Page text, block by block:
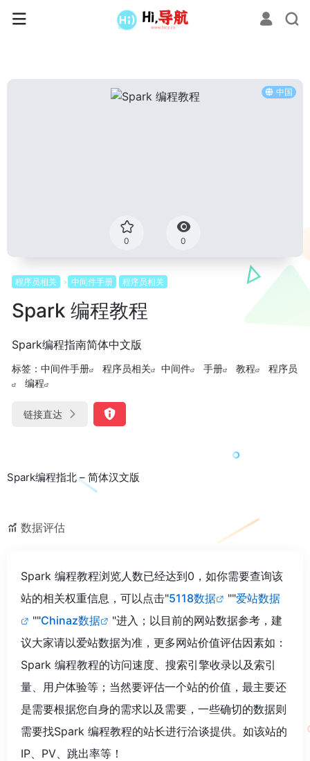
中国
0 0
程序员相关 中间件手册 程序员相关
Spark 编程教程
Spark编程指南简体中文版
标签： 中间件手册 程序员相关 中间件 手册 教程
程序员
编程
链接直达
Spark编程指北 – 简体汉文版
数据评估
Spark 编程教程浏览人数已经达到0，如你需要查询该
站的相关权重信息，可以点击"5118数据 ""爱站数据
""Chinaz数据
"进入；以目前的网站数据参考，建
议大家请以爱站数据为准，更多网站价值评估因素如：
Spark 编程教程的访问速度、搜索引擎收录以及索引
量、用户体验等；当然要评估一个站的价值，最主要还
是需要根据您自身的需求以及需要，一些确切的数据则
需要找Spark 编程教程的站长进行洽谈提供。如该站的
IP、PV、跳出率等！